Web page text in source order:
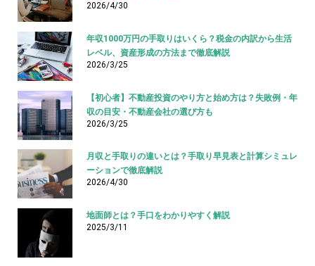
2026/4/30
年収1000万円の手取りはいくら？税金の内訳から生活
レベル、資産形成の方法まで徹底解説
2026/3/25
【初心者】不動産投資のやり方と始め方は？失敗例・年
収の目安・不動産会社の選び方も
2026/3/25
月収と手取りの違いとは？手取り早見表と計算シミュレ
ーションで徹底解説
2026/4/30
地面師とは？手口をわかりやすく解説
2025/3/11